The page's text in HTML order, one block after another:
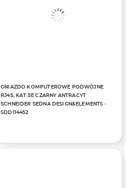
GNIAZDO KOMPUTEROWE PODWÓJNE
RJ45, KAT.5E CZARNY ANTRACYT
SCHNEIDER SEDNA DESIGN&ELEMENTS -
SDD114452